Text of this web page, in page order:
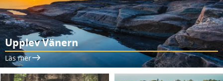
Upplev Vänern
Läs mer